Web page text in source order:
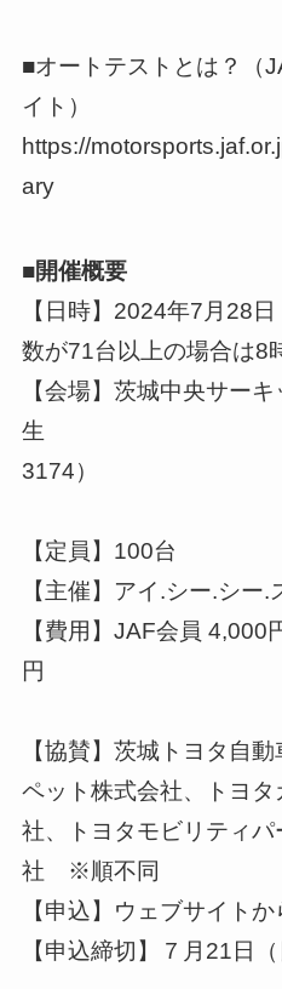
■オートテストとは？（
イト）
https://
ary
■開催概要
【日時】2024年7月28
数が71台以上の場合は8
【会場】茨城中央サー
生
【定員】100台
【主催】アイ.シー.シー.
【費用】JAF会員 4,000
【協賛】茨城トヨタ自
ペット株式会社、トヨ
社、トヨタモビリティ
社 ※順不同
【申込】ウェブサイト
【申込締切】７月21日（